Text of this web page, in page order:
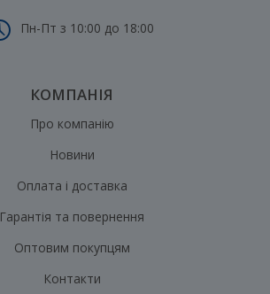
Пн-Пт з 10:00 до 18:00
КОМПАНІЯ
Про компанію
Новини
Оплата і доставка
Гарантія та повернення
Оптовим покупцям
Контакти